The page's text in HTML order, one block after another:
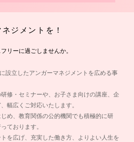
ジメントを！
リーに過ごしませんか。
設立したアンガーマネジメントを広める事
修・セミナーや、お子さま向けの講座、企
幅広くご対応いたします。
め、教育関係の公的機関でも積極的に研
ております。
を広げ、充実した働き方、よりよい人生を